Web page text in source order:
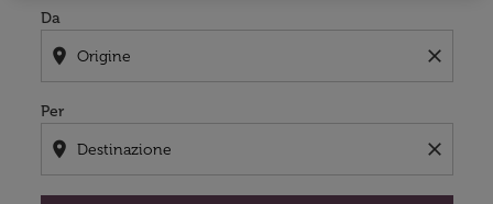
Da
location_on close
Per
location_on close